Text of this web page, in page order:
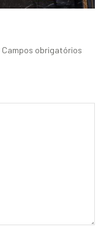
Campos obrigatórios